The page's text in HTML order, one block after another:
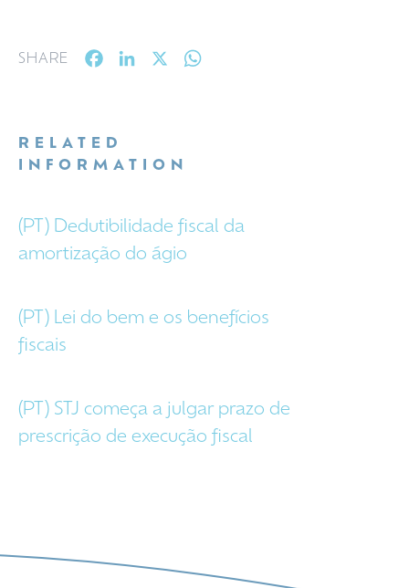
SHARE FacebookLinkedIn
RELATED
INFORMATION
(PT) Dedutibilidade fiscal da
amortização do ágio
(PT) Lei do bem e os benefícios
fiscais
(PT) STJ começa a julgar prazo de
prescrição de execução fiscal